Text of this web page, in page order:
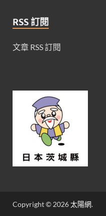
RSS 訂閱
文章 RSS 訂閱
Copyright © 2026太陽網.